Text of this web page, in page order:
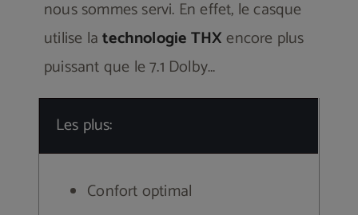
nous sommes servi. En effet, le casque
utilise latechnologie THXencore plus
puissant que le 7.1 Dolby…
Les plus:
Confort optimal